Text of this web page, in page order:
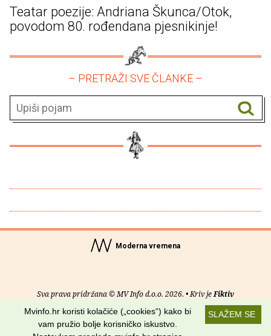
Teatar poezije: Andriana Škunca/Otok,
povodom 80. rođendana pjesnikinje!
– PRETRAŽI SVE ČLANKE –
Moderna vremena
Sva prava pridržana © MV Info d.o.o. 2026. • Kriv jeFiktiv
O nama• Pomoć• Uvjeti korištenja•RSS kanaliSLAŽEM SE
Mvinfo.hr koristi kolačiće („cookies“) kako bi
vam pružio bolje korisničko iskustvo.